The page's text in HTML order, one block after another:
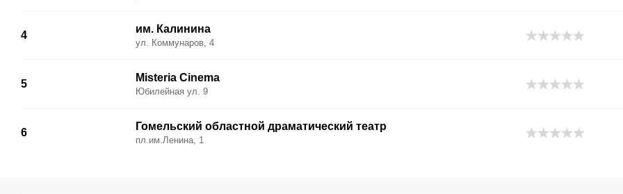
4
им. Калинина
ул. Коммунаров, 4
5
Misteria Cinema
Юбилейная ул. 9
6
Гомельский областной драматический театр
пл.им.Ленина, 1